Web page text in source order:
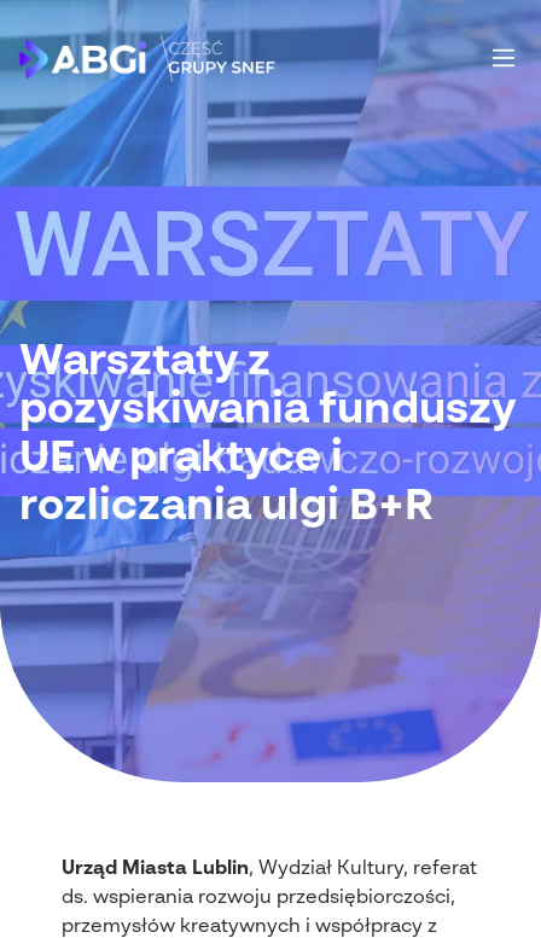
Warsztaty z
pozyskiwania funduszy
UE w praktyce i
rozliczania ulgi B+R
Urząd Miasta Lublin, Wydział Kultury, referat
ds. wspierania rozwoju przedsiębiorczości,
przemysłów kreatywnych i współpracy z